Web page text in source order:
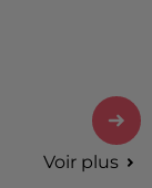
Voir plus